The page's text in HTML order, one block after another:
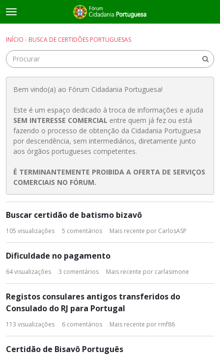
t
o
g
e
m
e
u
Entrar Registrar-se
Guias e Informações Úteis
Entrar · Registrar-se
INÍCIO › BUSCA DE CERTIDÕES PORTUGUESAS
Bem vindo(a) ao Fórum Cidadania Portuguesa!
Este é um espaço dedicado à troca de informações e ajuda
SEM INTERESSE COMERCIAL entre quem já fez ou está
fazendo o processo de obtenção da Cidadania Portuguesa
por descendência, sem intermediários, diretamente junto
aos órgãos portugueses competentes.
É TERMINANTEMENTE PROIBIDA A OFERTA DE SERVIÇOS
COMERCIAIS NO FÓRUM.
i
s
a
d
e
D
i
s
c
u
s
s
Buscar certidão de batismo bizavô
105 visualizações 5 comentários Mais recente por CarlosASP
Dificuldade no pagamento
64visualizações 3 comentários Mais recente por carlasimone
Registos consulares antigos transferidos do
Consulado do RJ para Portugal
113 visualizações 6 comentários Mais recente por rmf86
Certidão de Bisavô Português